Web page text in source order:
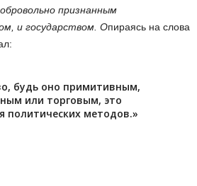
признанным
и государством. Oпираясь на слова
будь оно примитивным,
или торговым, это
политических методов.»